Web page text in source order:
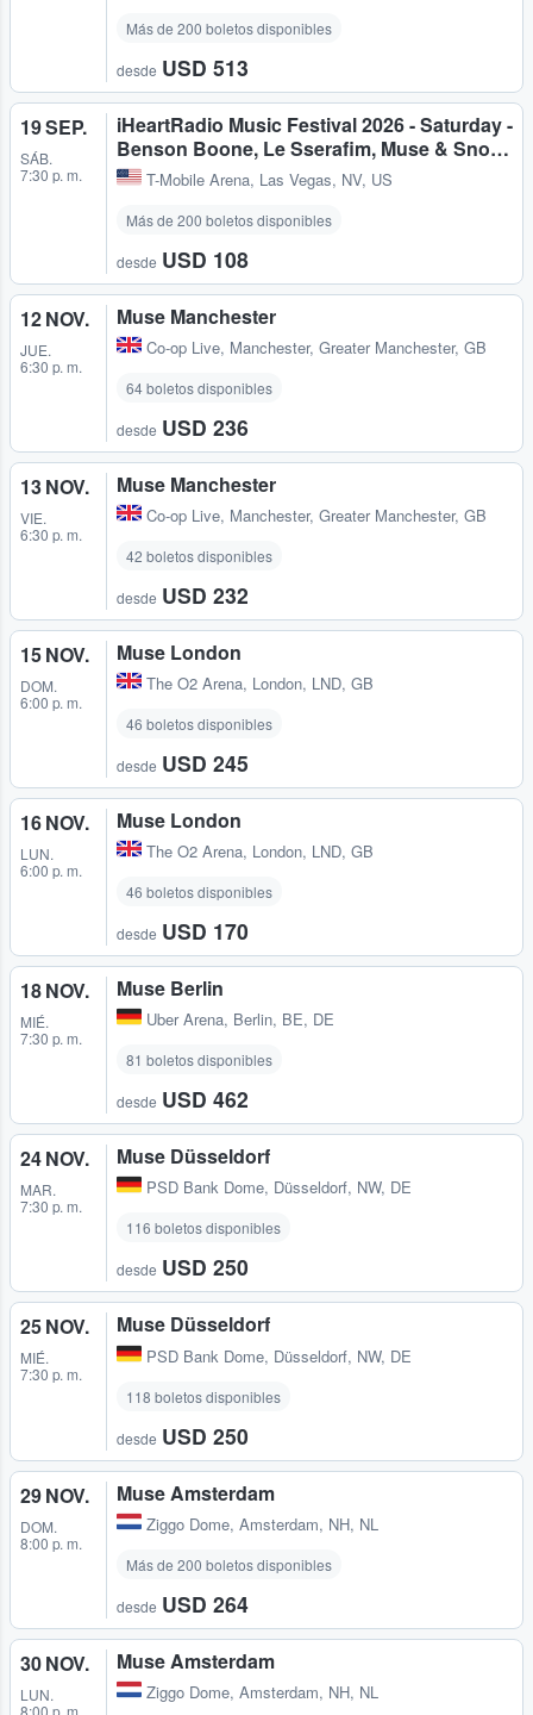
Más de 200 boletos disponibles
desde USD 513
19 SEP.
SÁB.
7:30 p. m.
iHeartRadio Music Festival 2026 - Saturday -
Benson Boone, Le Sserafim, Muse & Sno…
T-Mobile Arena, Las Vegas, NV, US
Más de 200 boletos disponibles
desde USD 108
12 NOV.
JUE.
6:30 p. m.
Muse Manchester
Co-op Live, Manchester, Greater Manchester, GB
64 boletos disponibles
desde USD 236
13 NOV.
VIE.
6:30 p. m.
Muse Manchester
Co-op Live, Manchester, Greater Manchester, GB
42 boletos disponibles
desde USD 232
15 NOV.
DOM.
6:00 p. m.
Muse London
The O2 Arena, London, LND, GB
46 boletos disponibles
desde USD 245
16 NOV.
LUN.
6:00 p. m.
Muse London
The O2 Arena, London, LND, GB
46 boletos disponibles
desde USD 170
18 NOV.
MIÉ.
7:30 p. m.
Muse Berlin
Uber Arena, Berlin, BE, DE
81 boletos disponibles
desde USD 462
24 NOV.
MAR.
7:30 p. m.
Muse Düsseldorf
PSD Bank Dome, Düsseldorf, NW, DE
116 boletos disponibles
desde USD 250
25 NOV.
MIÉ.
7:30 p. m.
Muse Düsseldorf
PSD Bank Dome, Düsseldorf, NW, DE
118 boletos disponibles
desde USD 250
29 NOV.
DOM.
8:00 p. m.
Muse Amsterdam
Ziggo Dome, Amsterdam, NH, NL
Más de 200 boletos disponibles
desde USD 264
30 NOV.
LUN.
8:00 p. m.
Muse Amsterdam
Ziggo Dome, Amsterdam, NH, NL